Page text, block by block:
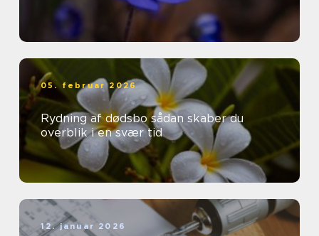
05. februar 2026
Rydning af dødsbo sådan skaber du
overblik i en svær tid
12. januar 2026